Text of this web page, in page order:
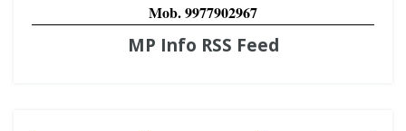
Mob. 9977902967
MP Info RSS Feed